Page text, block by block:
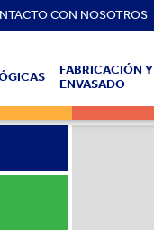
CON NOSOTROS
FABRICACIÓN Y
ENVASADO